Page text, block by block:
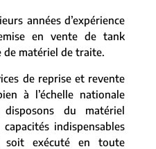
années d’expérience
en vente de tank
de matériel de traite.
de reprise et revente
à l’échelle nationale
disposons du matériel
indispensables
exécuté en toute